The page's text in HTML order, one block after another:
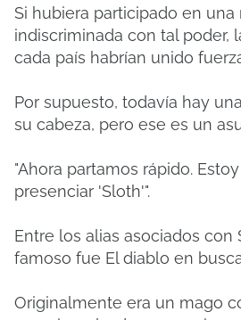
Si hubiera participado en una
indiscriminada con tal poder,
cada país habrían unido
Por supuesto, todavía hay
su cabeza, pero ese es un
"Ahora partamos rápido.
presenciar 'Sloth'".
Entre los alias asociados con
famoso fue El diablo en
Originalmente era un mago